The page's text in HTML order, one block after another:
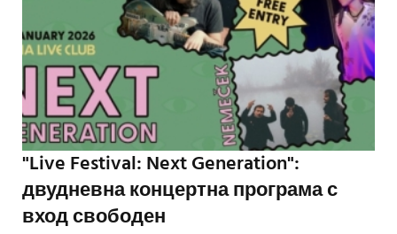
"Live Festival: Next Generation":
двудневна концертна програма с
вход свободен